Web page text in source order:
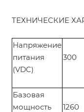
ТЕХНИЧЕСКИЕ
Напряжение
питания
(VDC)
300
Базовая
мощность
1260